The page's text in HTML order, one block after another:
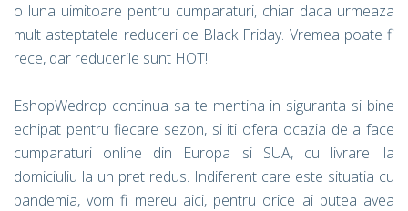
o luna uimitoare pentru cumparaturi, chiar daca urmeaza
mult asteptatele reduceri de Black Friday. Vremea poate fi
rece, dar reducerile sunt HOT!
EshopWedrop continua sa te mentina in siguranta si bine
echipat pentru fiecare sezon, si iti ofera ocazia de a face
cumparaturi online din Europa si SUA, cu livrare lla
domiciuliu la un pret redus. Indiferent care este situatia cu
pandemia, vom fi mereu aici, pentru orice ai putea avea